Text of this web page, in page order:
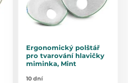
Ergonomický polštář
pro tvarování hlavičky
miminka, Mint
10 dní